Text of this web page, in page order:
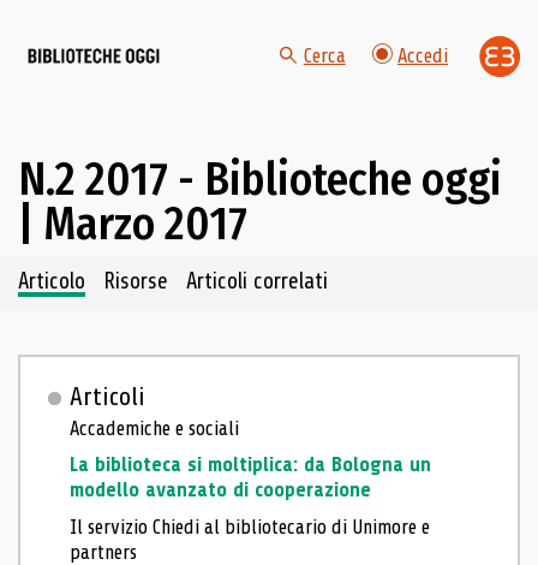
Cerca Accedi
N.2 2017 - Biblioteche oggi
| Marzo 2017
Navigazione dei contenuti del fascicolo
Articolo Risorse Articoli correlati
Articoli
Accademiche e sociali
La biblioteca si moltiplica: da Bologna un
modello avanzato di cooperazione
Il servizio Chiedi al bibliotecario di Unimore e
partners